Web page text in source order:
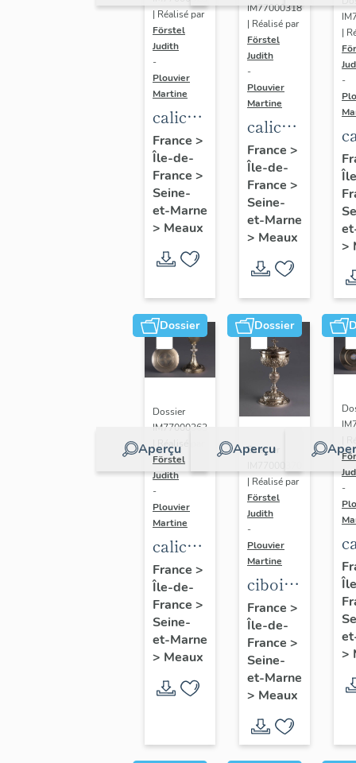
| Réalisé par
Förstel
Judith
-
Plouvier
Martine
calice
de
Paul
Brunet,
entre
1871 et
1913
France >
Île-de-
France >
Seine-
et-Marne
> Meaux
IM77000318
| Réalisé par
Förstel
Judith
-
Plouvier
Martine
calice
de
Jean-
Charles
Cahier,
vers
1827
France >
Île-de-
France >
Seine-
et-Marne
> Meaux
|
-
et
>
Dossier
Aperçu
Dossier
IM77000363
Förstel
Judith
-
Plouvier
Martine
calice
et
patène
de
Maurice
Chéret,
vers
1926
France >
Île-de-
France >
Seine-
et-Marne
> Meaux
Dossier
Aperçu
Dossier
| Réalisé par
Förstel
Judith
-
Plouvier
Martine
ciboire
d'Hippolyte-
François
Bertrand-
Paraud,
entre
1838 et
1844
France >
Île-de-
France >
Seine-
et-Marne
> Meaux
-
et
>